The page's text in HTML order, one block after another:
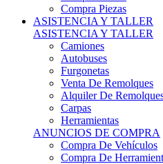
Compra Piezas
ASISTENCIA Y TALLER
ASISTENCIA Y TALLER
Camiones
Autobuses
Furgonetas
Venta De Remolques
Alquiler De
Carpas
Herramientas
ANUNCIOS DE COMPRA
Compra De Vehículos
Compra De